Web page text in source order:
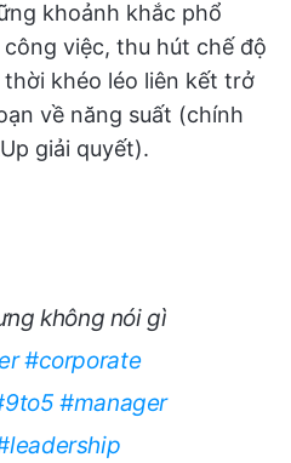
khoảnh khắc phổ
việc, thu hút chế độ
khéo léo liên kết trở
về năng suất (chính
giải quyết).
không nói gì
#corporate
#manager